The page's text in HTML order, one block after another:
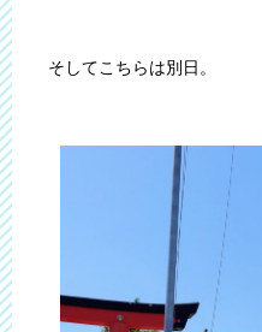
そしてこちらは別日。